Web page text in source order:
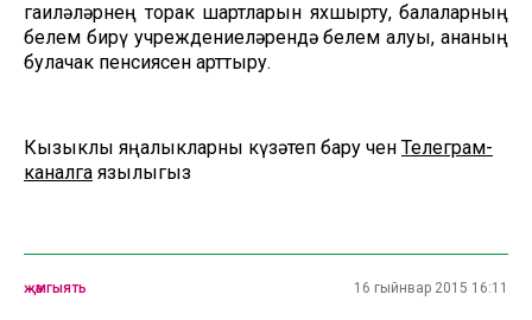
гаиләләрнең торак шартларын яхшырту, балаларның
белем бирү учреждениеләрендә белем алуы, ананың
булачак пенсиясен арттыру.
Кызыклы яңалыкларны күзәтеп бару өчен Телеграм-
каналга язылыгыз
җәмгыять 16 гыйнвар 2015 16:11